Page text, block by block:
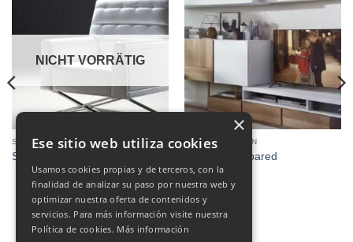
NICHT VORRÄTIG
SESSEL
Schwarzer oder weißer Sessel.
KOMPOSITIONEN
Conjunto de pared
€550.00
×
Ese sitio web utiliza cookies
Usamos cookies propias y de terceros, con la
finalidad de analizar su paso por nuestra web y
optimizar nuestra oferta de contenidos y
servicios. Para más información visite nuestra
Política de cookies. Más información